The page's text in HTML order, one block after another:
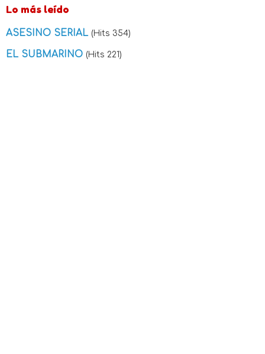
Lo más leído
ASESINO SERIAL (Hits 354)
EL SUBMARINO (Hits 221)